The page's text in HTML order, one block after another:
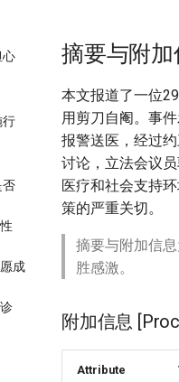
心
行
否
成
摘要与附加
本文报道了一位
用剪刀自阉。事
报警送医，经过
讨论，立法会议
医疗和社会支持
策的严重关切。
摘要与附加信
胜感激。
附加信息
Attribute